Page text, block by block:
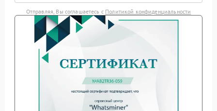
Отправляя, Вы соглашаетесь с Политикой конфиденциальности